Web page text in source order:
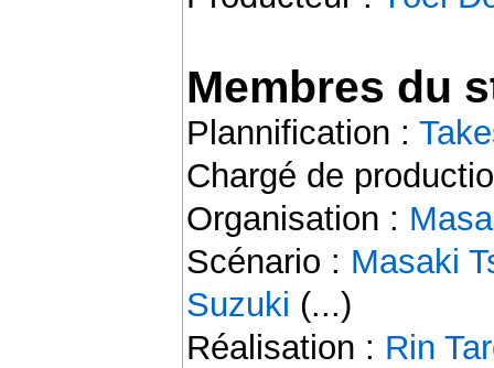
Membres du
Plannification :
Chargé de
Organisation :
Scénario : Masaki
Suzuki (...)
Réalisation : Rin